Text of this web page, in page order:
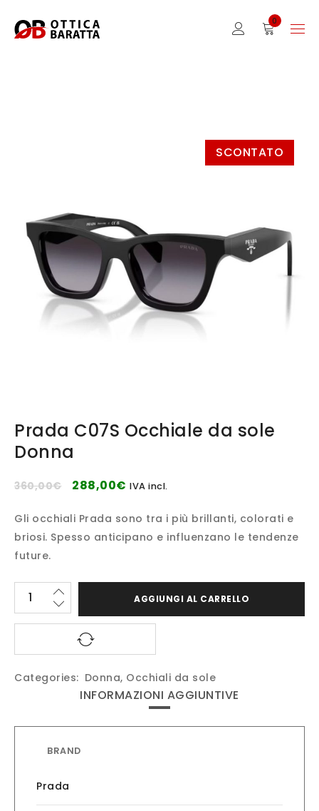
0
SCONTATO
Prada C07S Occhiale da sole
Donna
360,00€ 288,00€ IVA incl.
Gli occhiali Prada sono tra i più brillanti, colorati e
briosi. Spesso anticipano e influenzano le tendenze
future.
AGGIUNGI AL CARRELLO
Categories: Donna, Occhiali da sole
INFORMAZIONI AGGIUNTIVE
BRAND
Prada